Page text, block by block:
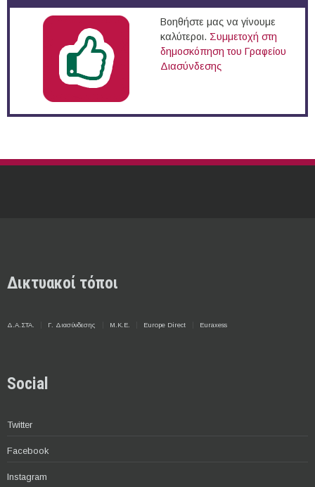
Βοηθήστε μας να γίνουμε
καλύτεροι. Συμμετοχή στη
δημοσκόπηση του Γραφείου
Διασύνδεσης
Δικτυακοί τόποι
Δ.Α.ΣΤΑ. Γ. Διασύνδεσης Μ.Κ.Ε. Europe Direct Euraxess
Social
Twitter
Facebook
Instagram